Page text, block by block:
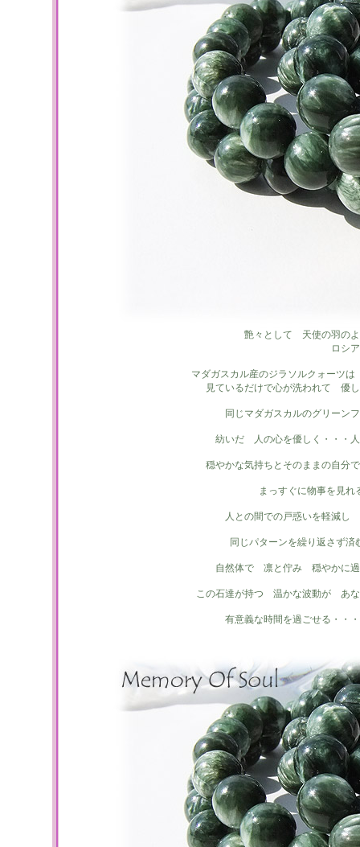
艶々として 天使の羽の
ロシ
マダガスカル産のジラソルクォーツ
見ているだけで心が洗われて 優
同じマダガスカルのグリーン
紡いだ 人の心を優しく・・・
穏やかな気持ちとそのままの自分
まっすぐに物事を見
人との間での戸惑いを軽減し
同じパターンを繰り返さず
自然体で 凛と佇み 穏やかに過
この石達が持つ 温かな波動が あ
有意義な時間を過ごせる・・